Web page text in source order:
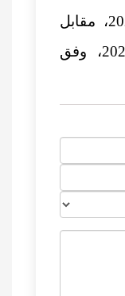
مهاجرا إلى بلدانهم في 2025، مقابل
حوالي سبعة آلاف في 2024، وفق